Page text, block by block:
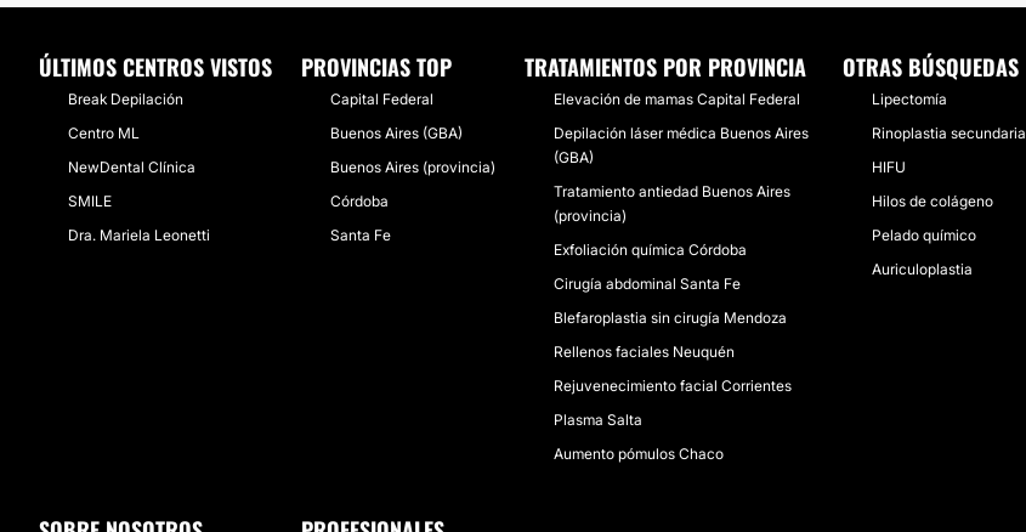
ÚLTIMOS CENTROS VISTOS
Break Depilación
Centro ML
NewDental Clínica
SMILE
Dra. Mariela Leonetti
PROVINCIAS TOP
Capital Federal
Buenos Aires (GBA)
Buenos Aires (provincia)
Córdoba
Santa Fe
TRATAMIENTOS POR PROVINCIA
Elevación de mamas Capital Federal
Depilación láser médica Buenos Aires
(GBA)
Tratamiento antiedad Buenos Aires
(provincia)
Exfoliación química Córdoba
Cirugía abdominal Santa Fe
Blefaroplastia sin cirugía Mendoza
Rellenos faciales Neuquén
Rejuvenecimiento facial Corrientes
Plasma Salta
Aumento pómulos Chaco
OTRAS BÚSQUEDAS
Lipectomía
Rinoplastia secundaria
HIFU
Hilos de colágeno
Pelado químico
Auriculoplastia